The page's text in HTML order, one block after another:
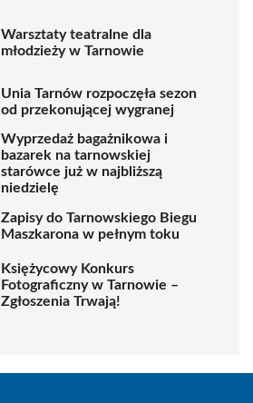
Warsztaty teatralne dla
młodzieży w Tarnowie
Unia Tarnów rozpoczęła sezon
od przekonującej wygranej
Wyprzedaż bagażnikowa i
bazarek na tarnowskiej
starówce już w najbliższą
niedzielę
Zapisy do Tarnowskiego Biegu
Maszkarona w pełnym toku
Księżycowy Konkurs
Fotograficzny w Tarnowie –
Zgłoszenia Trwają!